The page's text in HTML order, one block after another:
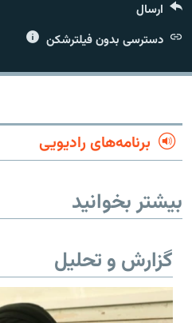
ارسال
دسترسی بدون فیلترشکن
برنامه‌های رادیویی
بیشتر بخوانید
گزارش و تحلیل